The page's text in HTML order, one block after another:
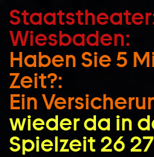
Zum Hauptinhalt springen
Zum Footer springen
Wiesbaden:
Haben Sie 5
Zeit?:
Ein
wieder da in
Spielzeit 26